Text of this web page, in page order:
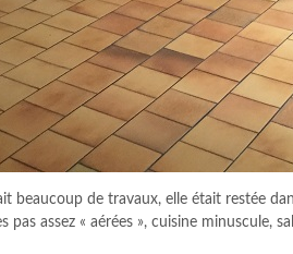
beaucoup de travaux, elle était restée
assez « aérées », cuisine minuscule,